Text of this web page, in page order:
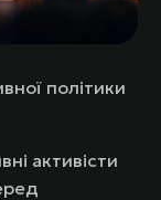
політики
активісти